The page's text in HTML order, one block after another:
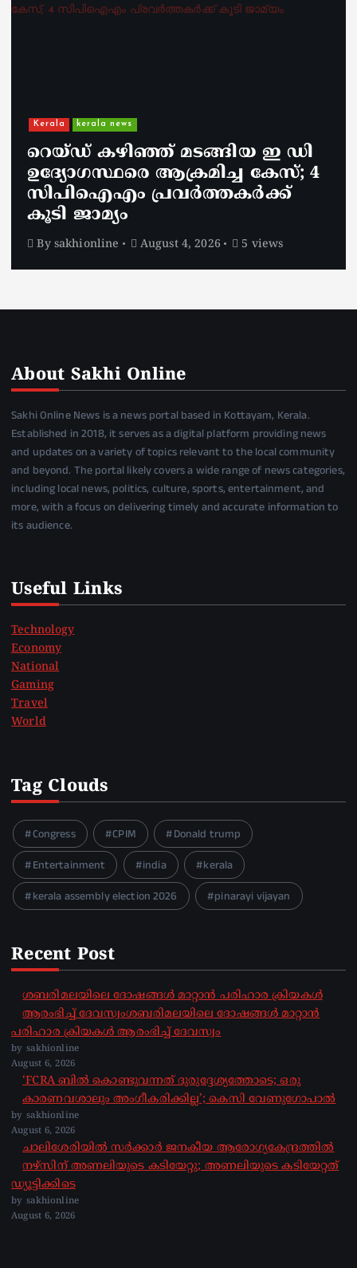
Kerala kerala news
റെയ്ഡ് കഴിഞ്ഞ് മടങ്ങിയ ഇ ഡി
ഉദ്യോഗസ്ഥരെ ആക്രമിച്ച കേസ്; 4
സിപിഐഎം പ്രവർത്തകർക്ക്
കൂടി ജാമ്യം
By sakhionline August 4, 2026 5 views
About Sakhi Online
Sakhi Online News is a news portal based in Kottayam, Kerala.
Established in 2018, it serves as a digital platform providing news
and updates on a variety of topics relevant to the local community
and beyond. The portal likely covers a wide range of news categories,
including local news, politics, culture, sports, entertainment, and
more, with a focus on delivering timely and accurate information to
its audience.
Useful Links
Technology
Economy
National
Gaming
Travel
World
Tag Clouds
Congress CPIM
Donald trump
Entertainment
india
kerala
kerala assembly election 2026
pinarayi vijayan
Recent Post
ശബരിമലയിലെ ദോഷങ്ങൾ മാറ്റാൻ പരിഹാര ക്രിയകൾ
ആരംഭിച്ച് ദേവസ്വംശബരിമലയിലെ ദോഷങ്ങൾ മാറ്റാൻ
പരിഹാര ക്രിയകൾ ആരംഭിച്ച് ദേവസ്വം
by sakhionline
August 6, 2026
‘FCRA ബിൽ കൊണ്ടുവന്നത് ദുരുദ്ദേശ്യത്തോടെ; ഒരു
കാരണവശാലും അം​ഗീകരിക്കില്ല’; കെസി വേണു​ഗോപാൽ
by sakhionline
August 6, 2026
ചാലിശേരിയില്‍ സര്‍ക്കാര്‍ ജനകീയ ആരോഗ്യകേന്ദ്രത്തില്‍
നഴ്സിന് അണലിയുടെ കടിയേറ്റു; അണലിയുടെ കടിയേറ്റത്
ഡ്യൂട്ടിക്കിടെ
by sakhionline
August 6, 2026